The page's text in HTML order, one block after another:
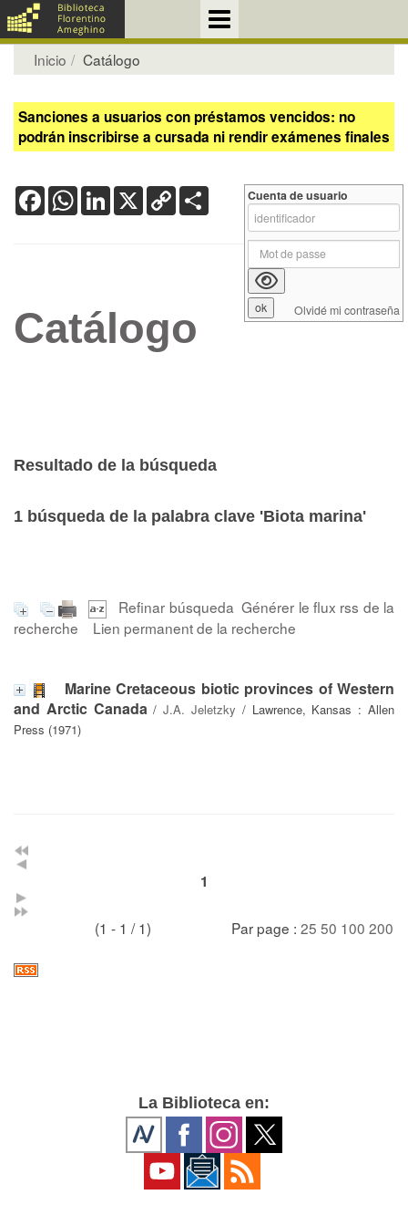
Inicio Catálogo
Sanciones a usuarios con préstamos vencidos: no
podrán inscribirse a cursada ni rendir exámenes finales
FacebookWhatsApp
LinkedIn
X Copy
Link
Catálogo
Resultado de la búsqueda
1 búsqueda de la palabra clave 'Biota marina'
Refinar búsqueda Générer le flux rss de la
recherche
Lien permanent de la recherche
Marine Cretaceous biotic provinces of Western
and Arctic Canada/J.A. Jeletzky / Lawrence, Kansas : Allen
Press (1971)
1
(1 - 1 / 1) Par page : 25 50 100 200
Cuenta de usuario
Olvidé mi contraseña
La Biblioteca en: